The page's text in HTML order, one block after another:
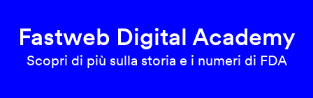
Fastweb Digital Academy
Scopri di più sulla storia e i numeri di FDA